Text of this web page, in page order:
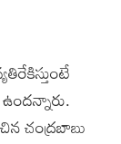
చంద్రబాబు